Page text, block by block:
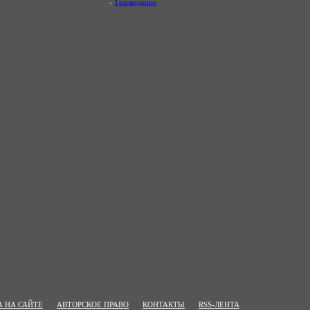
- Телевидение
НА САЙТЕ АВТОРСКОЕ ПРАВО КОНТАКТЫ RSS-ЛЕНТА